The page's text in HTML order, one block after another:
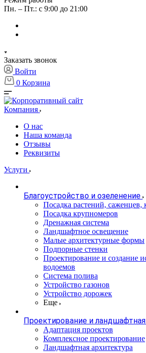
Пн. – Пт.: с 9:00 до 21:00
Заказать звонок
Войти
0 Корзина
Компания
О нас
Наша команда
Отзывы
Реквизиты
Услуги
Благоустройство и озеленение
Посадка растений, саженцев,
Посадка крупномеров
Дренажная система
Ландшафтное освещение
Малые архитектурные формы
Подпорные стенки
Проектирование и создание
водоемов
Система полива
Устройство газонов
Устройство дорожек
Еще
Проектирование и ландшафтная
Адаптация проектов
Комплексное проектирование
Ландшафтная архитектура